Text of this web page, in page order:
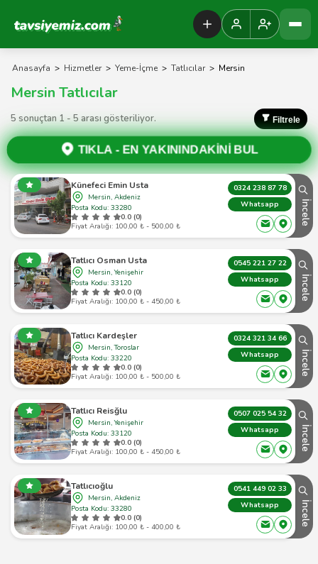
Tavsiyemiz Anasayfa
Anasayfa > Hizmetler > Yeme-İçme > Tatlıcılar > Mersin
Mersin Tatlıcılar
5 sonuçtan 1 - 5 arası gösteriliyor. Filtrele
TIKLA - EN YAKININDAKİNİ BUL
Künefeci Emin Usta
Mersin, Akdeniz
Posta Kodu: 33280
0.0 (0)
Fiyat Aralığı: 100,00 ₺ - 500,00 ₺
0324 238 87 78
Whatsapp
İncele
Tatlıcı Osman Usta
Mersin, Yenişehir
Posta Kodu: 33120
0.0 (0)
Fiyat Aralığı: 100,00 ₺ - 450,00 ₺
0545 221 27 22
Whatsapp
İncele
Tatlıcı Kardeşler
Mersin, Toroslar
Posta Kodu: 33220
0.0 (0)
Fiyat Aralığı: 100,00 ₺ - 500,00 ₺
0324 321 34 66
Whatsapp
İncele
Tatlıcı Reisğlu
Mersin, Yenişehir
Posta Kodu: 33120
0.0 (0)
Fiyat Aralığı: 100,00 ₺ - 450,00 ₺
0507 025 54 32
Whatsapp
İncele
Tatlıcıoğlu
Mersin, Akdeniz
Posta Kodu: 33280
0.0 (0)
Fiyat Aralığı: 100,00 ₺ - 400,00 ₺
0541 449 02 33
Whatsapp
İncele